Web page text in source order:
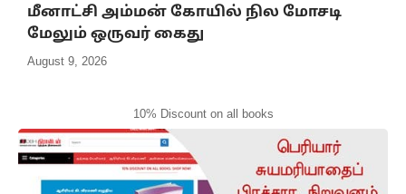
மீனாட்சி அம்மன் கோயில் நில மோசடி
மேலும் ஒருவர் கைது
August 9, 2026
10% Discount on all books